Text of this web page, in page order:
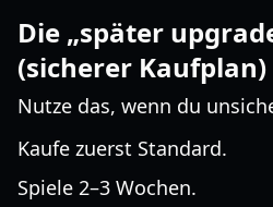
Die „später
(sicherer Kaufplan)
Nutze das, wenn du
Kaufe zuerst Standard.
Spiele 2–3 Wochen.